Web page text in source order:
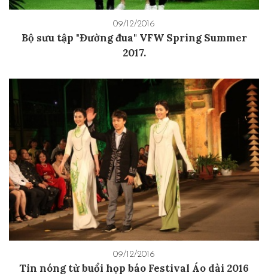
09/12/2016
Bộ sưu tập "Đường đua" VFW Spring Summer
2017.
09/12/2016
Tin nóng từ buổi họp báo Festival Áo dài 2016